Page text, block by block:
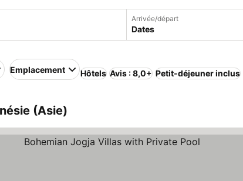
Arrivée/départ
Dates
Emplacement Hôtels Avis : 8,0+ Petit-déjeuner inclus
(Asie)